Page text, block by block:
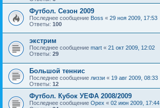
Футбол. Сезон 2009
Последнее сообщение Boss « 29 ноя 2009, 17:53
Ответы: 100
экстрим
Последнее сообщение mart « 21 окт 2009, 12:02
Ответы: 29
Большой теннис
Последнее сообщение лиззи « 19 авг 2009, 08:33
Ответы: 12
Футбол. Кубок УЕФА 2008/2009
Последнее сообщение Орех « 02 июн 2009, 17:44